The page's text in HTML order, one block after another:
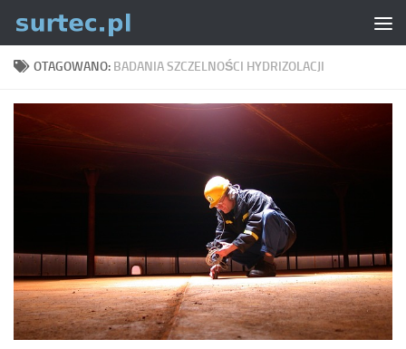
Skip to content
OTAGOWANO: BADANIA SZCZELNOŚCI HYDRIZOLACJI